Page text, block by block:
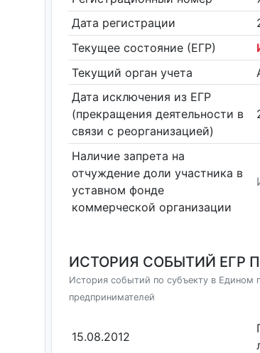
Дата регистрации
Текущее состояние (ЕГР)
Текущий орган учета
Дата исключения из ЕГР
(прекращения деятельности в
связи с реорганизацией)
Наличие запрета на
отчуждение доли участника в
уставном фонде
коммерческой организации
ИСТОРИЯ СОБЫТИЙ ЕГР
История событий по субъекту в Едином
предпринимателей
15.08.2012